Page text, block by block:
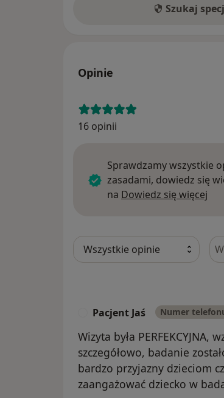
Szukaj
Opinie
16 opinii
Sprawdzamy wszystkie
zasadami, dowiedz się
na Dowiedz się więcej
Pacjent Jaś Numer
Wizyta była PERFEKCYJNA,
szczegółowo, badanie
bardzo przyjazny dzieciom
zaangażować dziecko w